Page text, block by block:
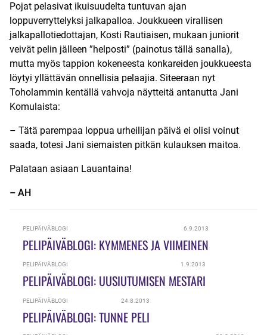
Pojat pelasivat ikuisuudelta tuntuvan ajan
loppuverryttelyksi jalkapalloa. Joukkueen virallisen
jalkapallotiedottajan, Kosti Rautiaisen, mukaan juniorit
veivät pelin jälleen ”helposti” (painotus tällä sanalla),
mutta myös tappion kokeneesta konkareiden joukkueesta
löytyi yllättävän onnellisia pelaajia. Siteeraan nyt
Toholammin kentällä vahvoja näytteitä antanutta Jani
Komulaista:
– Tätä parempaa loppua urheilijan päivä ei olisi voinut
saada, totesi Jani siemaisten pitkän kulauksen maitoa.
Palataan asiaan Lauantaina!
– AH
PELIPÄIVÄBLOGI 6.9.2013
PELIPÄIVÄBLOGI: KYMMENES JA VIIMEINEN
PELIPÄIVÄBLOGI 1.9.2013
PELIPÄIVÄBLOGI: UUSIUTUMISEN MESTARI
PELIPÄIVÄBLOGI 24.8.2013
PELIPÄIVÄBLOGI: TUNNE PELI